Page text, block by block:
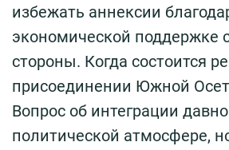
избежать аннексии
экономической поддержке
стороны. Когда состоится
присоединении Южной
Вопрос об интеграции
политической атмосфере,